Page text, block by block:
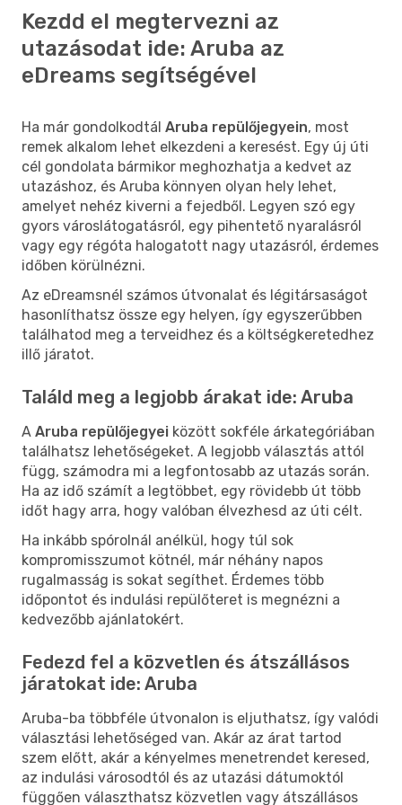
Kezdd el megtervezni az
utazásodat ide: Aruba az
eDreams segítségével
Ha már gondolkodtál Aruba repülőjegyein, most
remek alkalom lehet elkezdeni a keresést. Egy új úti
cél gondolata bármikor meghozhatja a kedvet az
utazáshoz, és Aruba könnyen olyan hely lehet,
amelyet nehéz kiverni a fejedből. Legyen szó egy
gyors városlátogatásról, egy pihentető nyaralásról
vagy egy régóta halogatott nagy utazásról, érdemes
időben körülnézni.
Az eDreamsnél számos útvonalat és légitársaságot
hasonlíthatsz össze egy helyen, így egyszerűbben
találhatod meg a terveidhez és a költségkeretedhez
illő járatot.
Találd meg a legjobb árakat ide: Aruba
A Aruba repülőjegyei között sokféle árkategóriában
találhatsz lehetőségeket. A legjobb választás attól
függ, számodra mi a legfontosabb az utazás során.
Ha az idő számít a legtöbbet, egy rövidebb út több
időt hagy arra, hogy valóban élvezhesd az úti célt.
Ha inkább spórolnál anélkül, hogy túl sok
kompromisszumot kötnél, már néhány napos
rugalmasság is sokat segíthet. Érdemes több
időpontot és indulási repülőteret is megnézni a
kedvezőbb ajánlatokért.
Fedezd fel a közvetlen és átszállásos
járatokat ide: Aruba
Aruba-ba többféle útvonalon is eljuthatsz, így valódi
választási lehetőséged van. Akár az árat tartod
szem előtt, akár a kényelmes menetrendet keresed,
az indulási városodtól és az utazási dátumoktól
függően választhatsz közvetlen vagy átszállásos